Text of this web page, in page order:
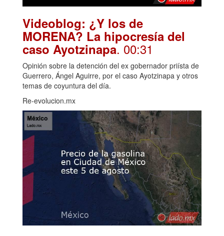
Videoblog: ¿Y los de
MORENA? La hipocresía del
caso Ayotzinapa. 00:31
Opinión sobre la detención del ex gobernador priísta de
Guerrero, Ángel Aguirre, por el caso Ayotzinapa y otros
temas de coyuntura del día.
Re-evolucion.mx